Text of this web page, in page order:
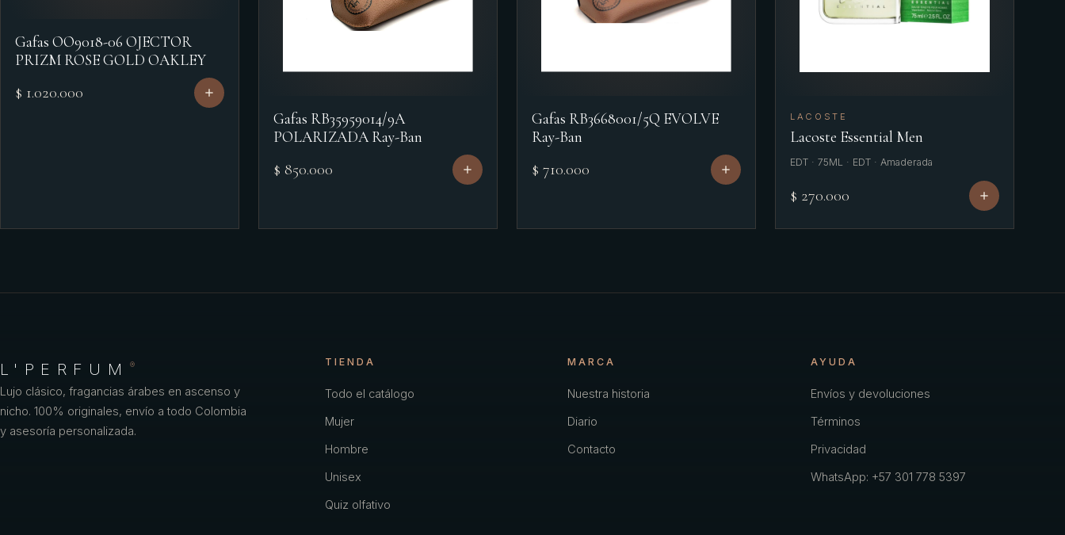
Gafas OO9018-06 OJECTOR
PRIZM ROSE GOLD OAKLEY
$ 1.020.000
Gafas RB35959014/9A
POLARIZADA Ray-Ban
$ 850.000
Gafas RB3668001/5Q EVOLVE
Ray-Ban
$ 710.000
LACOSTE
Lacoste Essential Men
EDT · 75ML · EDT · Amaderada
$ 270.000
L'PERFUM ®
Lujo clásico, fragancias árabes en ascenso y
nicho. 100% originales, envío a todo Colombia
y asesoría personalizada.
TIENDA
Todo el catálogo
Mujer
Hombre
Unisex
Quiz olfativo
MARCA
Nuestra historia
Diario
Contacto
AYUDA
Envíos y devoluciones
Términos
Privacidad
WhatsApp: +57 301 778 5397